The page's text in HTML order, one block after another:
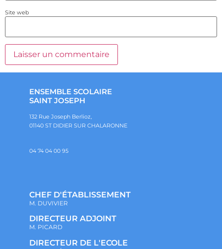
Site web
ENSEMBLE SCOLAIRE
SAINT JOSEPH
132 Rue Joseph Berlioz,
01140 ST DIDIER SUR CHALARONNE
04 74 04 00 95
CHEF D'ÉTABLISSEMENT
M. DUVIVIER
DIRECTEUR ADJOINT
M. PICARD
DIRECTEUR DE L'ECOLE